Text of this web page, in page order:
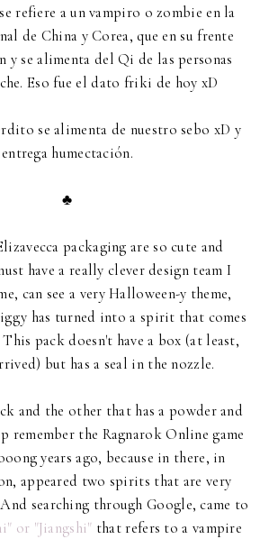
refiere a un vampiro o zombie en la
de China y Corea, que en su frente
y se alimenta del Qi de las personas
Eso fue el dato friki de hoy xD
se alimenta de nuestro sebo xD y
entrega humectación.
♣
packaging are so cute and
have a really clever design team I
can see a very Halloween-y theme,
has turned into a spirit that comes
pack doesn't have a box (at least,
but has a seal in the nozzle.
and the other that has a powder and
remember the Ragnarok Online game
years ago, because in there, in
appeared two spirits that are very
searching through Google, came to
or "Jiangshi" that refers to a vampire